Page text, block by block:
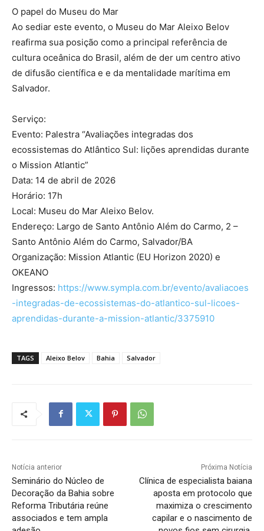
O papel do Museu do Mar
Ao sediar este evento, o Museu do Mar Aleixo Belov
reafirma sua posição como a principal referência de
cultura oceânica do Brasil, além de der um centro ativo
de difusão científica e e da mentalidade marítima em
Salvador.
Serviço:
Evento: Palestra “Avaliações integradas dos
ecossistemas do Atlântico Sul: lições aprendidas durante
o Mission Atlantic”
Data: 14 de abril de 2026
Horário: 17h
Local: Museu do Mar Aleixo Belov.
Endereço: Largo de Santo Antônio Além do Carmo, 2 –
Santo Antônio Além do Carmo, Salvador/BA
Organização: Mission Atlantic (EU Horizon 2020) e
OKEANO
Ingressos: https://www.sympla.com.br/evento/avaliacoes
-integradas-de-ecossistemas-do-atlantico-sul-licoes-
aprendidas-durante-a-mission-atlantic/3375910
TAGS Aleixo Belov Bahia Salvador
Notícia anterior
Seminário do Núcleo de
Decoração da Bahia sobre
Reforma Tributária reúne
associados e tem ampla
Próxima Notícia
Clínica de especialista baiana
aposta em protocolo que
maximiza o crescimento
capilar e o nascimento de